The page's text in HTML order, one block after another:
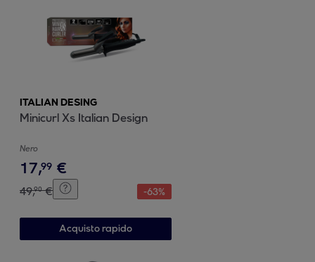
ITALIAN DESING
Minicurl Xs Italian Design
Nero
17,99 €
49,90 € -63%
Acquisto rapido